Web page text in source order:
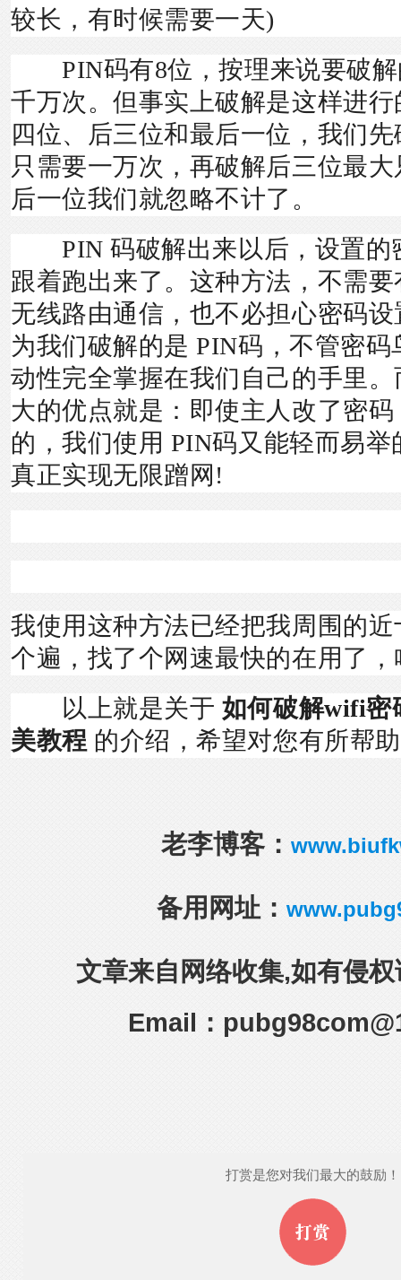
较长，有时候需要一天)
PIN码有8位，按理来说要破解
千万次。但事实上破解是这样进
四位、后三位和最后一位，我们
只需要一万次，再破解后三位最
后一位我们就忽略不计了。
PIN 码破解出来以后，设置的
跟着跑出来了。这种方法，不需
无线路由通信，也不必担心密码
为我们破解的是 PIN码，不管密
动性完全掌握在我们自己的手里
大的优点就是：即使主人改了密
的，我们使用 PIN码又能轻而易
真正实现无限蹭网!
我使用这种方法已经把我周围的
个遍，找了个网速最快的在用了
以上就是关于 如何破解wifi密
美教程 的介绍，希望对您有所帮助
老李博客：
备用网址：
文章来自网络收集,如有侵
Email：
打赏是您对我们最大的鼓励！